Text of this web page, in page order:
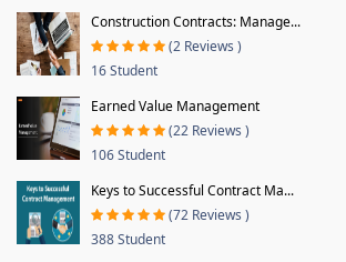
Construction Contracts: Manage...
(2 Reviews )
16 Student
Earned Value Management
(22 Reviews )
106 Student
Keys to Successful Contract Ma...
(72 Reviews )
388 Student